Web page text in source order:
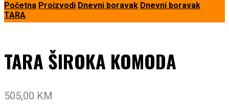
Početna Proizvodi Dnevni boravak Dnevni boravak
TARA
TARA ŠIROKA KOMODA
505,00 KM